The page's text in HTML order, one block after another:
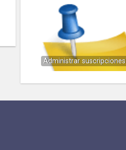
Administrar suscripciones